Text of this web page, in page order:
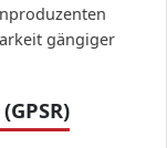
gängiger